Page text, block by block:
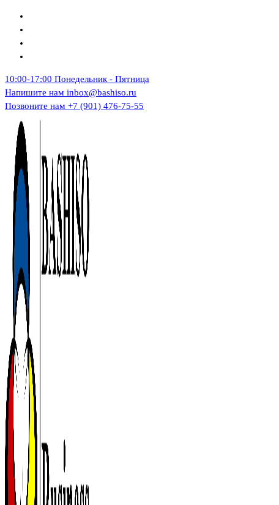
Перейти
содержимому
10:00-17:00 Понедельник - Пятница
Напишите нам inbox@bashiso.ru
Позвоните нам +7 (901) 476-75-55